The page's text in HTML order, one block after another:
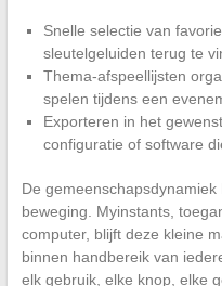
Snelle selectie van
sleutelgeluiden terug te
Thema-afspeellijsten
spelen tijdens een
Exporteren in het
configuratie of software
De
beweging. Myinstants,
computer, blijft deze kleine
binnen handbereik van
elk gebruik, elke knop, elke